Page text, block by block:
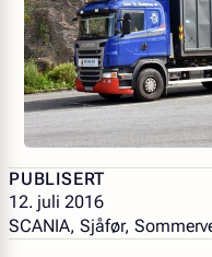
PUBLISERT
12. juli 2016
SCANIA, Sjåfør,